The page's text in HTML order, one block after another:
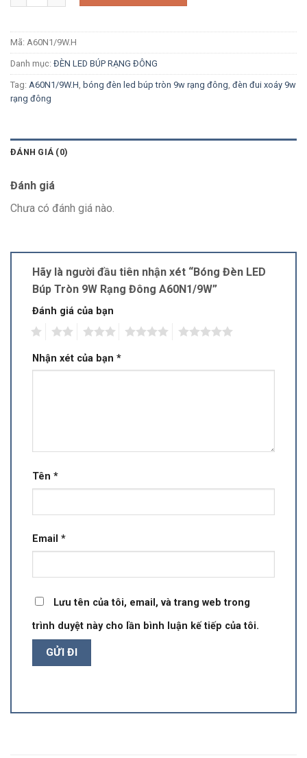
Mã: A60N1/9W.H
Danh mục: ĐÈN LED BÚP RẠNG ĐÔNG
Tag: A60N1/9W.H, bóng đèn led búp tròn 9w rạng đông, đèn đui xoáy 9w
rạng đông
ĐÁNH GIÁ (0)
Đánh giá
Chưa có đánh giá nào.
Hãy là người đầu tiên nhận xét “Bóng Đèn LED
Búp Tròn 9W Rạng Đông A60N1/9W”
Đánh giá của bạn
Nhận xét của bạn *
Tên *
Email *
Lưu tên của tôi, email, và trang web trong
trình duyệt này cho lần bình luận kế tiếp của tôi.